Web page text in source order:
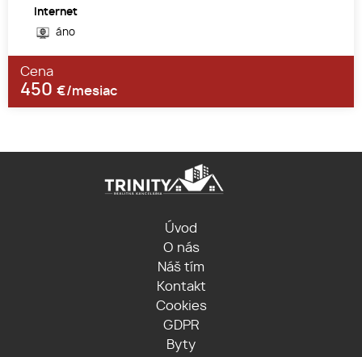
Internet
áno
Cena
450 €/mesiac
Úvod
O nás
Náš tím
Kontakt
Cookies
GDPR
Byty